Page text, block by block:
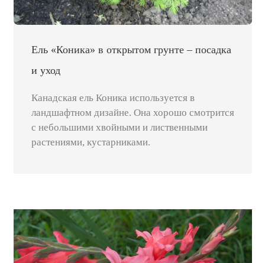
Ель «Коника» в открытом грунте – посадка
и уход
Канадская ель Коника используется в
ландшафтном дизайне. Она хорошо смотрится
с небольшими хвойными и лиственными
растениями, кустарниками.